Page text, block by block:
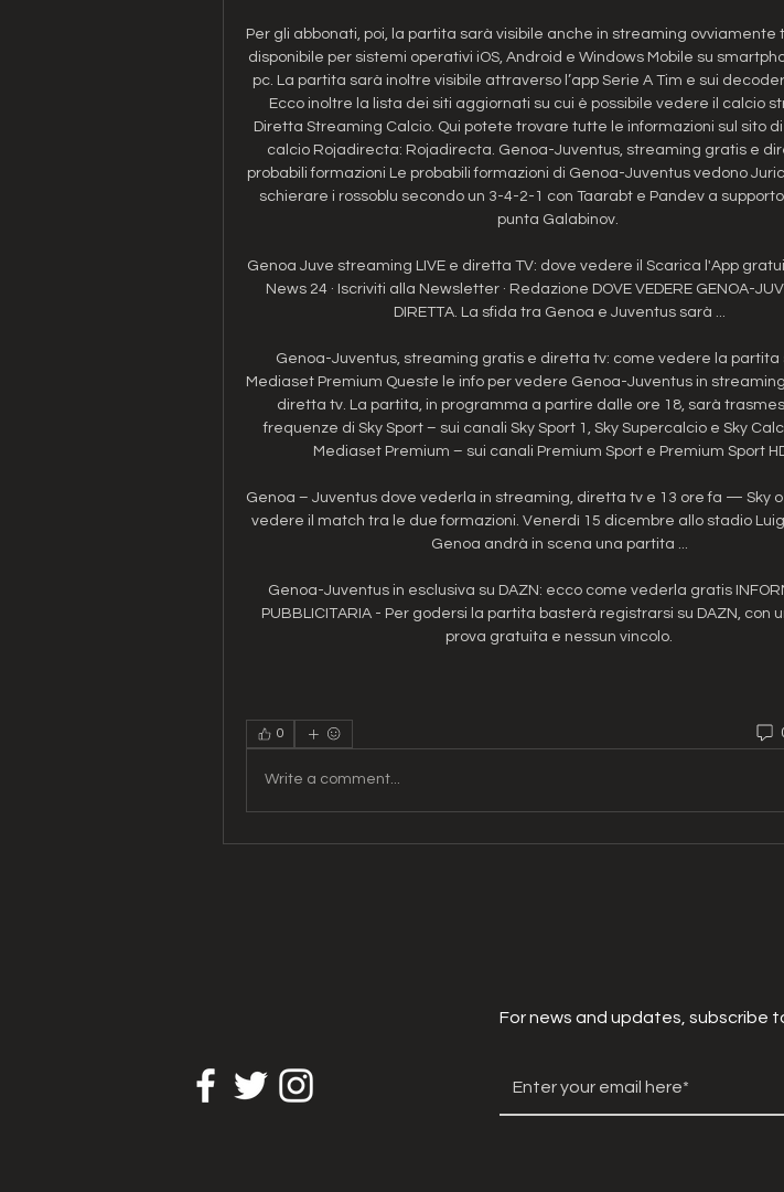
Per gli abbonati, poi, la partita sarà visibile anche in streaming ovviamente
disponibile per sistemi operativi iOS, Android e Windows Mobile su
pc. La partita sarà inoltre visibile attraverso l’app Serie A Tim e sui
Ecco inoltre la lista dei siti aggiornati su cui è possibile vedere il calcio
Diretta Streaming Calcio. Qui potete trovare tutte le informazioni sul sito
calcio Rojadirecta: Rojadirecta. Genoa-Juventus, streaming gratis e
probabili formazioni Le probabili formazioni di Genoa-Juventus vedono
schierare i rossoblu secondo un 3-4-2-1 con Taarabt e Pandev a supporto
punta Galabinov.
Genoa Juve streaming LIVE e diretta TV: dove vedere il Scarica l'App
News 24 · Iscriviti alla Newsletter · Redazione DOVE VEDERE GENOA-
DIRETTA. La sfida tra Genoa e Juventus sarà ...
Genoa-Juventus, streaming gratis e diretta tv: come vedere la partita
Mediaset Premium Queste le info per vedere Genoa-Juventus in
diretta tv. La partita, in programma a partire dalle ore 18, sarà
frequenze di Sky Sport – sui canali Sky Sport 1, Sky Supercalcio e Sky
Mediaset Premium – sui canali Premium Sport e Premium Sport
Genoa – Juventus dove vederla in streaming, diretta tv e 13 ore fa — Sky o
vedere il match tra le due formazioni. Venerdì 15 dicembre allo stadio
Genoa andrà in scena una partita ...
Genoa-Juventus in esclusiva su DAZN: ecco come vederla gratis
PUBBLICITARIA - Per godersi la partita basterà registrarsi su DAZN, con
prova gratuita e nessun vincolo.
0
Write a comment...
For news and updates, subscribe